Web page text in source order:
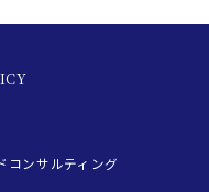
コンサルティング